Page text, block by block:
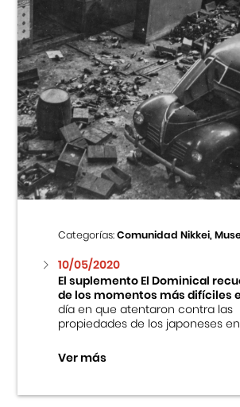
Categorías:Comunidad Nikkei,
10/05/2020
El suplemento El Dominical
de los momentos más difíciles
día en que atentaron contra las
propiedades de los japoneses en
Ver más